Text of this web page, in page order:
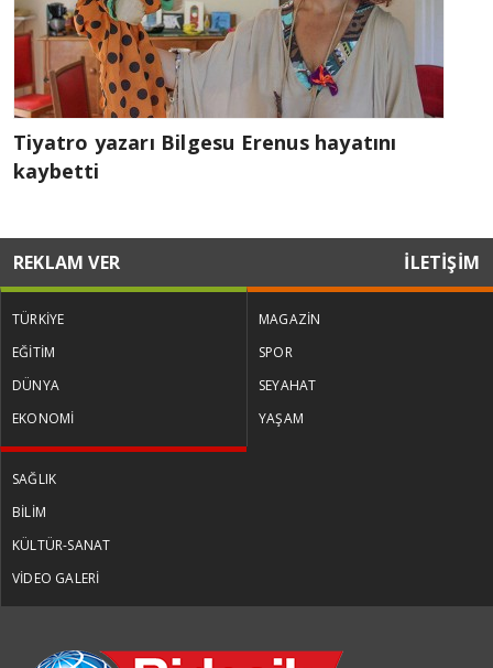
Tiyatro yazarı Bilgesu Erenus hayatını
kaybetti
REKLAM VER İLETİŞİM
TÜRKİYE
EĞİTİM
DÜNYA
EKONOMİ
MAGAZİN
SPOR
SEYAHAT
YAŞAM
SAĞLIK
BİLİM
KÜLTÜR-SANAT
VİDEO GALERİ